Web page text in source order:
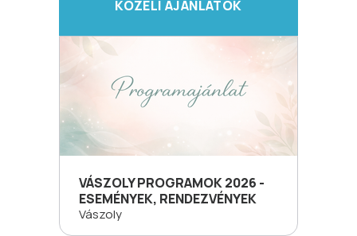
KÖZELI AJÁNLATOK
VÁSZOLY PROGRAMOK 2026 -
ESEMÉNYEK, RENDEZVÉNYEK
Vászoly